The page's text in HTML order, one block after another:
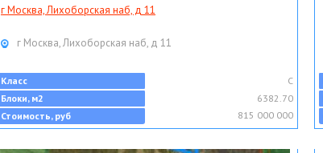
г Москва, Лихоборская наб, д 11
г Москва, Лихоборская наб, д 11
Класс
C
Блоки, м2
6382.70
Стоимость, руб
815 000 000